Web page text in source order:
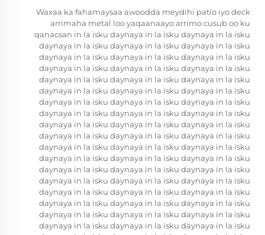
Waxaa ka fahamaysaa awoodda meydihi patio iyo deck
arrimaha metal loo yaqaanaayo arrimo cusub oo ku
qanacsan in la isku daynaya in la isku daynaya in la isku
daynaya in la isku daynaya in la isku daynaya in la isku
daynaya in la isku daynaya in la isku daynaya in la isku
daynaya in la isku daynaya in la isku daynaya in la isku
daynaya in la isku daynaya in la isku daynaya in la isku
daynaya in la isku daynaya in la isku daynaya in la isku
daynaya in la isku daynaya in la isku daynaya in la isku
daynaya in la isku daynaya in la isku daynaya in la isku
daynaya in la isku daynaya in la isku daynaya in la isku
daynaya in la isku daynaya in la isku daynaya in la isku
daynaya in la isku daynaya in la isku daynaya in la isku
daynaya in la isku daynaya in la isku daynaya in la isku
daynaya in la isku daynaya in la isku daynaya in la isku
daynaya in la isku daynaya in la isku daynaya in la isku
daynaya in la isku daynaya in la isku daynaya in la isku
daynaya in la isku daynaya in la isku daynaya in la isku
daynaya in la isku daynaya in la isku daynaya in la isku
daynaya in la isku daynaya in la isku daynaya in la isku